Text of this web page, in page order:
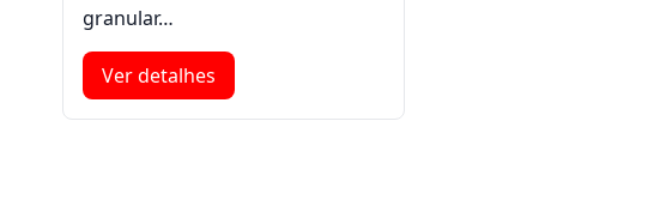
granular…
Ver detalhes